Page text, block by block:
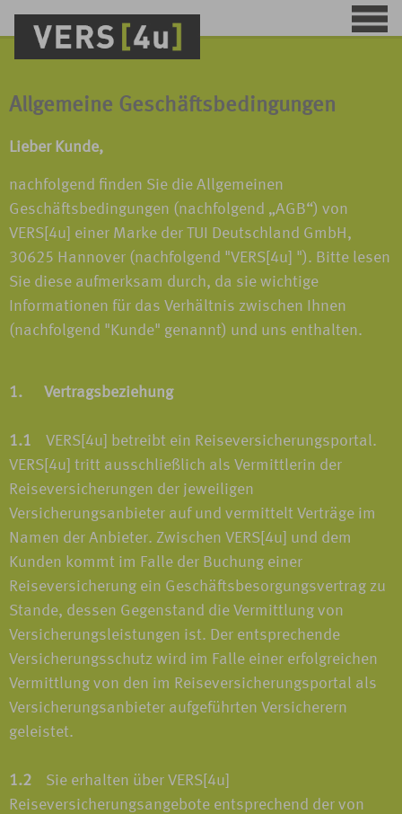
Allgemeine Geschäftsbedingungen
Lieber Kunde,
nachfolgend finden Sie die Allgemeinen
Geschäftsbedingungen (nachfolgend „AGB“) von
VERS[4u] einer Marke der TUI Deutschland GmbH,
30625 Hannover (nachfolgend "VERS[4u] "). Bitte lesen
Sie diese aufmerksam durch, da sie wichtige
Informationen für das Verhältnis zwischen Ihnen
(nachfolgend "Kunde" genannt) und uns enthalten.
1. Vertragsbeziehung
1.1
VERS[4u] betreibt ein Reiseversicherungsportal.
VERS[4u] tritt ausschließlich als Vermittlerin der
Reiseversicherungen der jeweiligen
Versicherungsanbieter auf und vermittelt Verträge im
Namen der Anbieter. Zwischen VERS[4u] und dem
Kunden kommt im Falle der Buchung einer
Reiseversicherung ein Geschäftsbesorgungsvertrag zu
Stande, dessen Gegenstand die Vermittlung von
Versicherungsleistungen ist. Der entsprechende
Versicherungsschutz wird im Falle einer erfolgreichen
Vermittlung von den im Reiseversicherungsportal als
Versicherungsanbieter aufgeführten Versicherern
geleistet.
1.2 Sie erhalten über VERS[4u]
Reiseversicherungsangebote entsprechend der von